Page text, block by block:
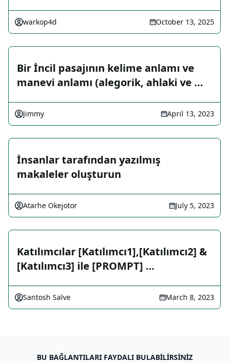
warkop4d October 13, 2025
Bir İncil pasajının kelime anlamı ve
manevi anlamı (alegorik, ahlaki ve …
Jimmy April 13, 2023
İnsanlar tarafından yazılmış
makaleler oluşturun
Atarhe Okejotor July 5, 2023
Katılımcılar [Katılımcı1],[Katılımcı2] &
[Katılımcı3] ile [PROMPT] …
Santosh Salve March 8, 2023
BU BAĞLANTILARI FAYDALI BULABILIRSINIZ